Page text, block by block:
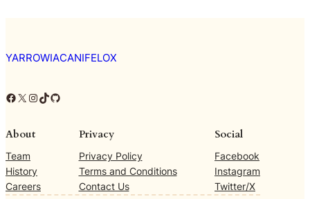
YARROWIACANIFELOX
Facebook X Instagram TikTok GitHub
About
Team
History
Careers
Privacy
Privacy Policy
Terms and Conditions
Contact Us
Social
Facebook
Instagram
Twitter/X